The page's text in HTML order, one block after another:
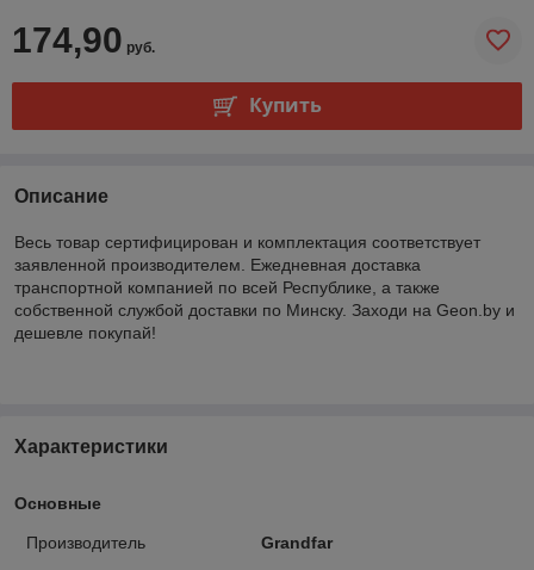
174,90 руб.
Купить
Описание
Весь товар сертифицирован и комплектация соответствует
заявленной производителем. Ежедневная доставка
транспортной компанией по всей Республике, а также
собственной службой доставки по Минску. Заходи на Geon.by и
дешевле покупай!
Характеристики
Основные
Производитель Grandfar